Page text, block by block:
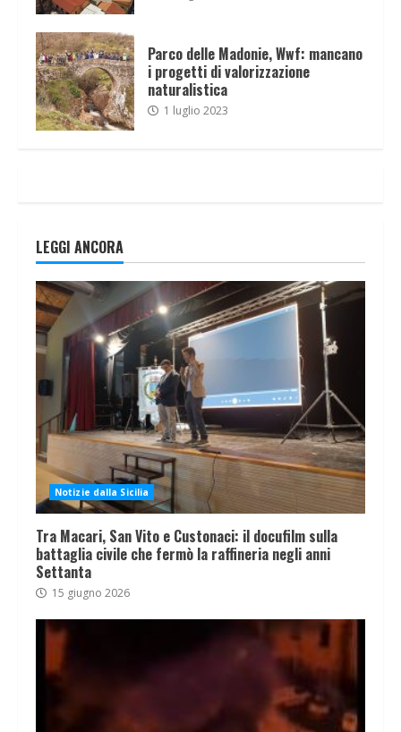
Parco delle Madonie, Wwf: mancano
i progetti di valorizzazione
naturalistica
1 luglio 2023
LEGGI ANCORA
Notizie dalla Sicilia
Tra Macari, San Vito e Custonaci: il docufilm sulla
battaglia civile che fermò la raffineria negli anni
Settanta
15 giugno 2026